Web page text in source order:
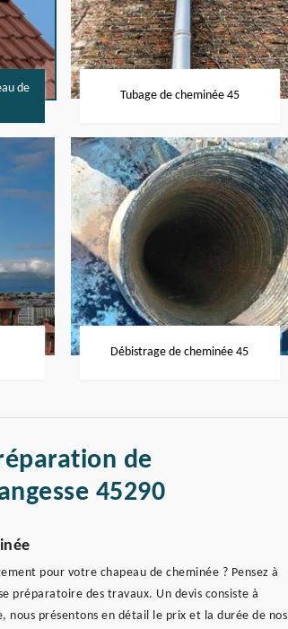
de
Tubage de cheminée 45
Débistrage de cheminée 45
de
45290
pour votre chapeau de cheminée ? Pensez à
préparatoire des travaux. Un devis consiste à
présentons en détail le prix et la durée de nos